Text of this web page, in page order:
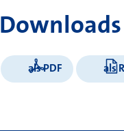
Downloads
als PDF als